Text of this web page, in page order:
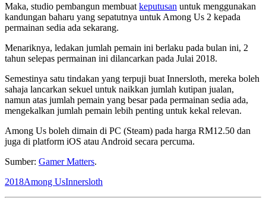
Maka, studio pembangun membuat keputusan untuk menggunakan
kandungan baharu yang sepatutnya untuk Among Us 2 kepada
permainan sedia ada sekarang.
Menariknya, ledakan jumlah pemain ini berlaku pada bulan ini, 2
tahun selepas permainan ini dilancarkan pada Julai 2018.
Semestinya satu tindakan yang terpuji buat Innersloth, mereka boleh
sahaja lancarkan sekuel untuk naikkan jumlah kutipan jualan,
namun atas jumlah pemain yang besar pada permainan sedia ada,
mengekalkan jumlah pemain lebih penting untuk kekal relevan.
Among Us boleh dimain di PC (Steam) pada harga RM12.50 dan
juga di platform iOS atau Android secara percuma.
Sumber: Gamer Matters.
2018Among UsInnersloth